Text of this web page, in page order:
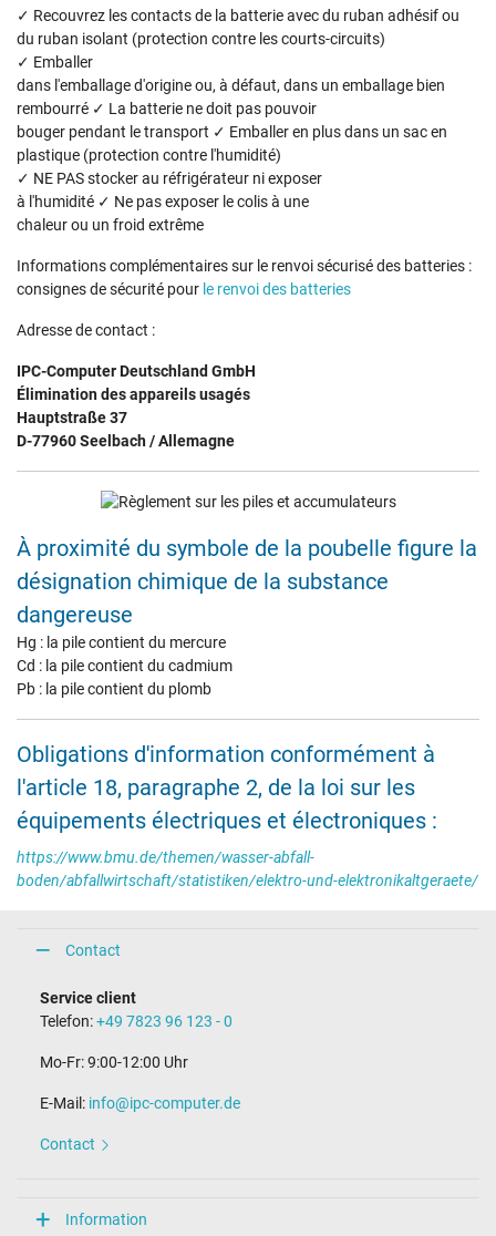
✓ Recouvrez les contacts de la batterie avec du ruban adhésif ou
du ruban isolant (protection contre les courts-circuits)
✓ Emballer
dans l'emballage d'origine ou, à défaut, dans un emballage bien
rembourré ✓ La batterie ne doit pas pouvoir
bouger pendant le transport ✓ Emballer en plus dans un sac en
plastique (protection contre l'humidité)
✓ NE PAS stocker au réfrigérateur ni exposer
à l'humidité ✓ Ne pas exposer le colis à une
chaleur ou un froid extrême
Informations complémentaires sur le renvoi sécurisé des batteries :
consignes de sécurité pour le renvoi des batteries
Adresse de contact :
IPC-Computer Deutschland GmbH
Élimination des appareils usagés
Hauptstraße 37
D-77960 Seelbach / Allemagne
À proximité du symbole de la poubelle figure la
désignation chimique de la substance
dangereuse
Hg : la pile contient du mercure
Cd : la pile contient du cadmium
Pb : la pile contient du plomb
Obligations d'information conformément à
l'article 18, paragraphe 2, de la loi sur les
équipements électriques et électroniques :
https://www.bmu.de/themen/wasser-abfall-
boden/abfallwirtschaft/statistiken/elektro-und-elektronikaltgeraete/
Contact
Service client
Telefon:+49 7823 96 123 - 0
Mo-Fr: 9:00-12:00 Uhr
E-Mail: info@ipc-computer.de
Contact
Information